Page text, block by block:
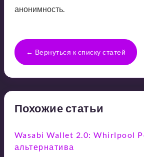
анонимность.
← Вернуться к списку статей
Похожие статьи
Wasabi Wallet 2.0: Whirlpool
альтернатива